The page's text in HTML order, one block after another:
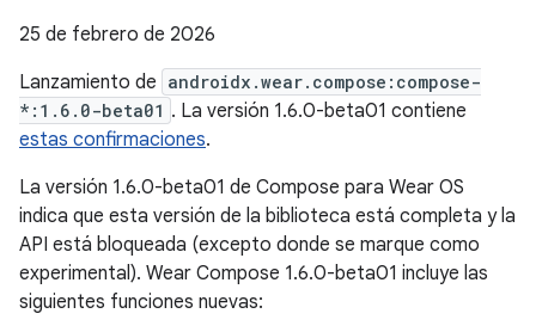
25 de febrero de 2026
Lanzamiento de androidx.wear.compose:compose-
*:1.6.0-beta01 . La versión 1.6.0-beta01 contiene
estas confirmaciones.
La versión 1.6.0-beta01 de Compose para Wear OS
indica que esta versión de la biblioteca está completa y la
API está bloqueada (excepto donde se marque como
experimental). Wear Compose 1.6.0-beta01 incluye las
siguientes funciones nuevas: